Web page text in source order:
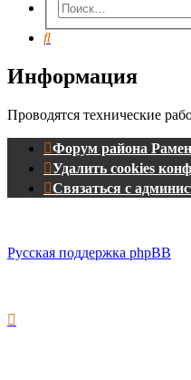
Поиск
Информация
Проводятся технические
Форум района
Удалить cookies
Связаться с
Русская поддержка phpBB